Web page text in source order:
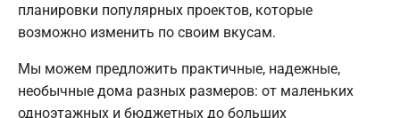
планировки популярных проектов, которые
возможно изменить по своим вкусам.
Мы можем предложить практичные, надежные,
необычные дома разных размеров: от маленьких
одноэтажных и бюджетных до больших